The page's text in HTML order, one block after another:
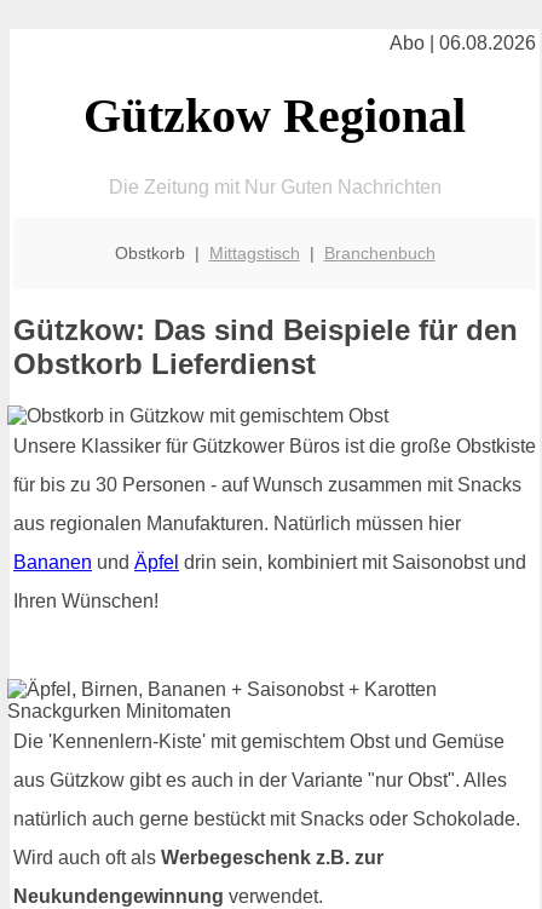
Abo | 06.08.2026
Gützkow Regional
Die Zeitung mit Nur Guten Nachrichten
Obstkorb | Mittagstisch | Branchenbuch
Gützkow: Das sind Beispiele für den
Obstkorb Lieferdienst
Unsere Klassiker für Gützkower Büros ist die große Obstkiste
für bis zu 30 Personen - auf Wunsch zusammen mit Snacks
aus regionalen Manufakturen. Natürlich müssen hier
Bananen und Äpfel drin sein, kombiniert mit Saisonobst und
Ihren Wünschen!
Die 'Kennenlern-Kiste' mit gemischtem Obst und Gemüse
aus Gützkow gibt es auch in der Variante "nur Obst". Alles
natürlich auch gerne bestückt mit Snacks oder Schokolade.
Wird auch oft als Werbegeschenk z.B. zur
Neukundengewinnung verwendet.